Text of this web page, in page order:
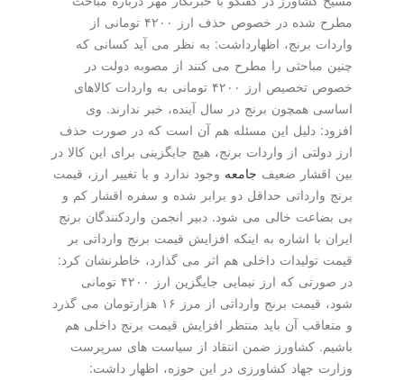
مطرح شده در خصوص حذف ارز ۴۲۰۰ تومانی از
واردات برنج، اظهارداشت: به نظر می آید كسانی كه
چنین مباحثی را مطرح می كنند از مصوبه دولت در
خصوص تخصیص ارز ۴۲۰۰ تومانی به واردات كالاهای
اساسی همچون برنج در سال آینده، خبر ندارند. وی
افزود: دلیل این مسئله هم آن است كه در صورت حذف
ارز دولتی از واردات برنج، هیچ جایگزینی برای این كالا در
بین اقشار ضعیف جامعهوجود ندارد و با تغییر ارز، قیمت
برنج وارداتی حداقل دو برابر شده و سفره اقشار كم و
بی بضاعت خالی می شود. دبیر انجمن واردكنندگان برنج
ایران با اشاره به اینكه افزایش قیمت برنج وارداتی بر
قیمت تولیدات داخلی هم اثر می گذارد، خاطرنشان كرد:
در صورتی كه ارز نیمایی جایگزین ارز ۴۲۰۰ تومانی
شود، قیمت برنج وارداتی از مرز ۱۶ هزارتومان می گذرد
و متعاقب آن باید منتظر افزایش قیمت برنج داخلی هم
باشیم. كشاورز ضمن انتقاد از سیاست های سرپرست
وزارت جهاد كشاورزی در این حوزه، اظهار داشت: